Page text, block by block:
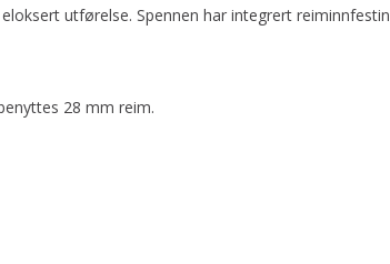
utførelse. Spennen har integrert
28 mm reim.